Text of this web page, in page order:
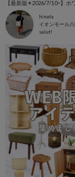
hinata
イオンモール
salut!